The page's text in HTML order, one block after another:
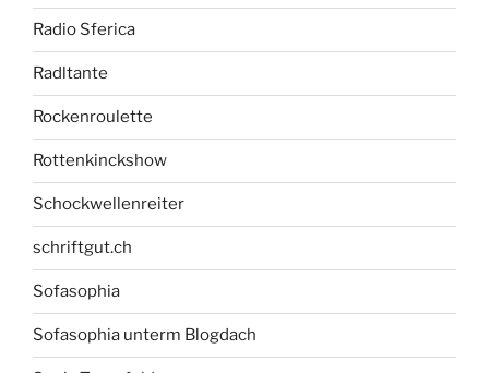
Radio Sferica
Radltante
Rockenroulette
Rottenkinckshow
Schockwellenreiter
schriftgut.ch
Sofasophia
Sofasophia unterm Blogdach